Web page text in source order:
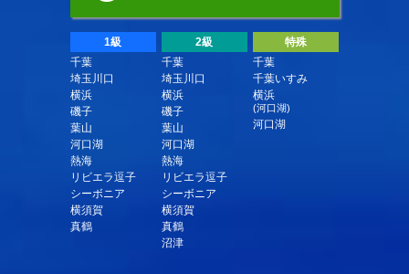
1級
千葉
埼玉川口
横浜
磯子
葉山
河口湖
熱海
リビエラ逗子
シーボニア
横須賀
真鶴
2級
千葉
埼玉川口
横浜
磯子
葉山
河口湖
熱海
リビエラ逗子
シーボニア
横須賀
真鶴
沼津
特殊
千葉
千葉いすみ
横浜
(河口湖)
河口湖